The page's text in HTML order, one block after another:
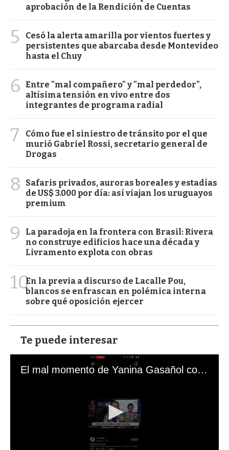
aprobación de la Rendición de Cuentas
5
Cesó la alerta amarilla por vientos fuertes y
persistentes que abarcaba desde Montevideo
hasta el Chuy
6
Entre "mal compañero" y "mal perdedor",
altísima tensión en vivo entre dos
integrantes de programa radial
7
Cómo fue el siniestro de tránsito por el que
murió Gabriel Rossi, secretario general de
Drogas
8
Safaris privados, auroras boreales y estadías
de US$ 3.000 por día: así viajan los uruguayos
premium
9
La paradoja en la frontera con Brasil: Rivera
no construye edificios hace una década y
Livramento explota con obras
10En la previa a discurso de Lacalle Pou,
blancos se enfrascan en polémica interna
sobre qué oposición ejercer
Te puede interesar
El mal momento de Yanina Gasañol con un hincha argentino en "Subrayado"